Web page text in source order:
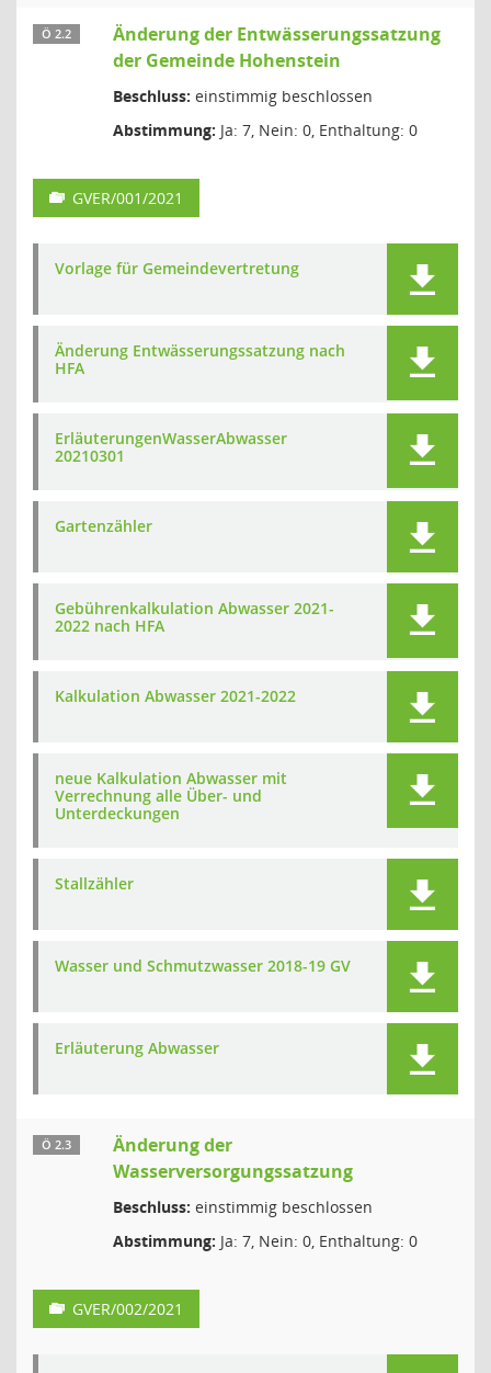
Ö 2.2
Änderung der Entwässerungssatzung
der Gemeinde Hohenstein
Beschluss: einstimmig beschlossen
Abstimmung: Ja: 7, Nein: 0, Enthaltung: 0
GVER/001/2021
Vorlage für Gemeindevertretung
Änderung Entwässerungssatzung nach
HFA
ErläuterungenWasserAbwasser
20210301
Gartenzähler
Gebührenkalkulation Abwasser 2021-
2022 nach HFA
Kalkulation Abwasser 2021-2022
neue Kalkulation Abwasser mit
Verrechnung alle Über- und
Unterdeckungen
Stallzähler
Wasser und Schmutzwasser 2018-19 GV
Erläuterung Abwasser
Ö 2.3
Änderung der
Wasserversorgungssatzung
Beschluss: einstimmig beschlossen
Abstimmung: Ja: 7, Nein: 0, Enthaltung: 0
GVER/002/2021